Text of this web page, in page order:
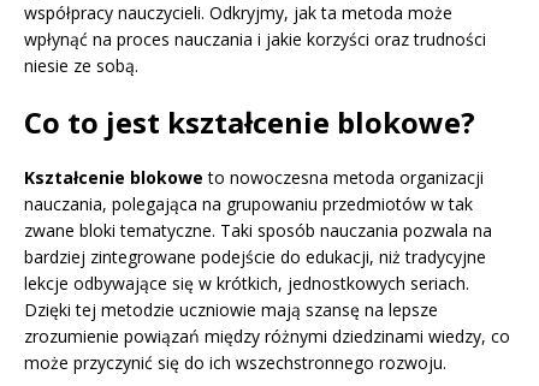
współpracy nauczycieli. Odkryjmy, jak ta metoda może
wpłynąć na proces nauczania i jakie korzyści oraz trudności
niesie ze sobą.
Co to jest kształcenie blokowe?
Kształcenie blokowe to nowoczesna metoda organizacji
nauczania, polegająca na grupowaniu przedmiotów w tak
zwane bloki tematyczne. Taki sposób nauczania pozwala na
bardziej zintegrowane podejście do edukacji, niż tradycyjne
lekcje odbywające się w krótkich, jednostkowych seriach.
Dzięki tej metodzie uczniowie mają szansę na lepsze
zrozumienie powiązań między różnymi dziedzinami wiedzy, co
może przyczynić się do ich wszechstronnego rozwoju.